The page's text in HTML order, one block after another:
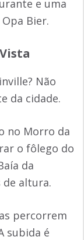
e uma
Bier.
Não
da cidade.
no Morro da
o fôlego do
da
de altura.
percorrem
subida é